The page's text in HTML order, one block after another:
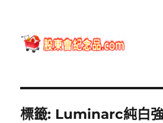
標籤: Luminarc純白